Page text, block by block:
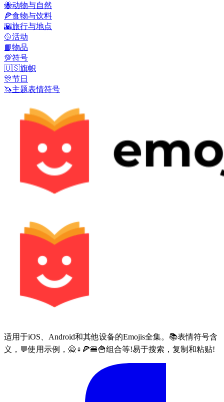
🐝动物与自然
🍕食物与饮料
🌇旅行与地点
🥎活动
📙物品
💯符号
🇺🇸旗帜
🎊节日
🦄主题表情符号
适用于iOS、Android和其他设备的Emojis全集。📚表情符号含
义，💬使用示例，🙅♀🍕🍔🍟组合等!易于搜索，复制和粘贴!